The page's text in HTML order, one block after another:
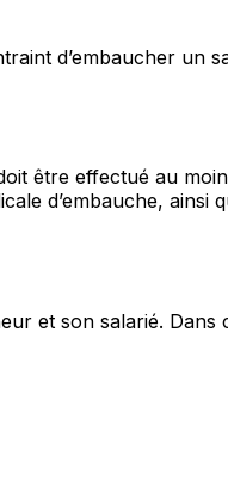
d’embaucher un
être effectué au
d’embauche, ainsi
et son salarié.